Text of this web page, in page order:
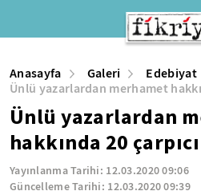
Anasayfa Galeri
Edebiyat
Ünlü yazarlardan merhamet
Ünlü yazarlardan
hakkında 20
Yayınlanma Tarihi: 12.03.2020 09:06
Güncelleme Tarihi: 12.03.2020 09:39